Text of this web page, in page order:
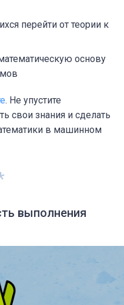
перейти от теории к
основу
. Не упустите
свои знания и сделать
в машинном
выполнения